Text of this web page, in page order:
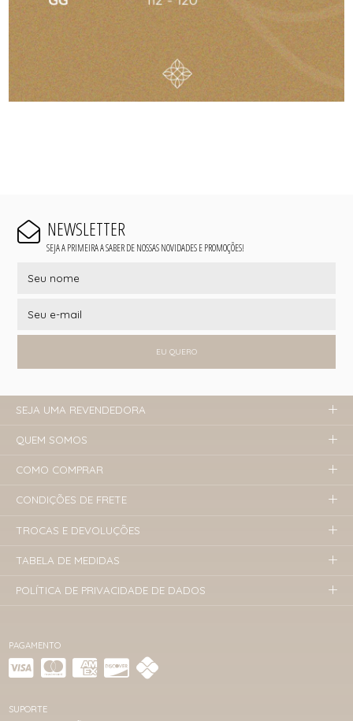
NEWSLETTER
SEJA A PRIMEIRA A SABER DE NOSSAS NOVIDADES E PROMOÇÕES!
EU QUERO
PAGAMENTO
SUPORTE
SEJA UMA REVENDEDORA
QUEM SOMOS
COMO COMPRAR
CONDIÇÕES DE FRETE
TROCAS E DEVOLUÇÕES
TABELA DE MEDIDAS
POLÍTICA DE PRIVACIDADE DE DADOS